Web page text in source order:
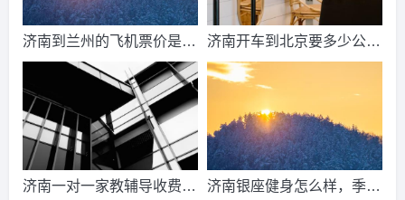
济南到兰州的飞机票价是多
少？济南到兰州飞机要多
久？
济南开车到北京要多少公
里、时间、过路费、油钱？
济南一对一家教辅导收费情 济南银座健身怎么样，季